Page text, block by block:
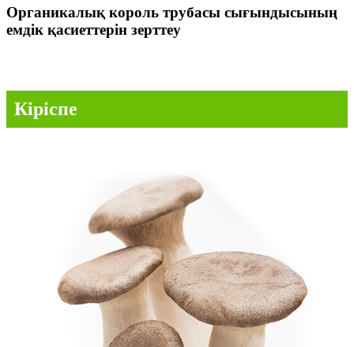
Органикалық король трубасы сығындысының
емдік қасиеттерін зерттеу
Кіріспе